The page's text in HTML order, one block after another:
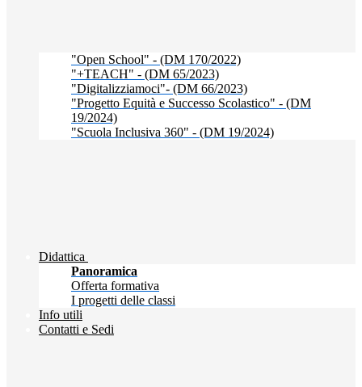
"Open School" - (DM 170/2022)
"+TEACH" - (DM 65/2023)
"Digitalizziamoci"- (DM 66/2023)
"Progetto Equità e Successo Scolastico" - (DM
19/2024)
"Scuola Inclusiva 360" - (DM 19/2024)
Didattica
Panoramica
Offerta formativa
I progetti delle classi
Info utili
Contatti e Sedi